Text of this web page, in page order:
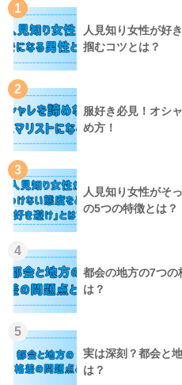
1
人見知り女性が好
掴むコツとは？
2
服好き必見！オシ
め方！
3
人見知り女性がそ
の5つの特徴とは？
4
都会の地方の7つの
は？
5
実は深刻？都会と
は？